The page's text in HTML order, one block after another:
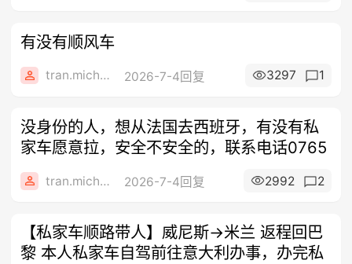
有没有顺风车
tran.michelle 2026-7-4回复 3297 1
没身份的人，想从法国去西班牙，有没有私
家车愿意拉，安全不安全的，联系电话0765
tran.michelle 2026-7-4回复 2992 2
【私家车顺路带人】威尼斯→米兰 返程回巴
黎 本人私家车自驾前往意大利办事，办完私